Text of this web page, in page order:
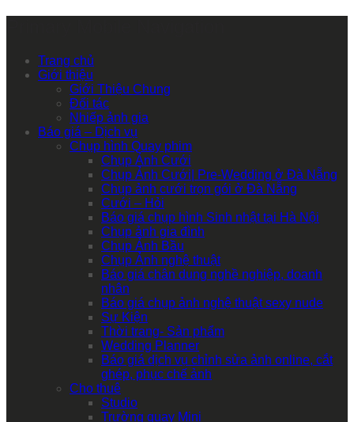
Trang chủ
Giới thiệu
Giới Thiệu Chung
Đối tác
Nhiếp ảnh gia
Báo giá – Dịch vụ
Chụp hình Quay phim
Chụp Ảnh Cưới
Chụp Ảnh Cưới| Pre-Wedding ở Đà Nẵng
Chụp ảnh cưới trọn gói ở Đà Nẵng
Cưới – Hỏi
Báo giá chụp hình Sinh nhật tại Hà Nội
Chụp ảnh gia đình
Chụp Ảnh Bầu
Chụp Ảnh nghệ thuật
Báo giá chân dung nghề nghiệp, doanh
nhân
Báo giá chụp ảnh nghệ thuật sexy nude
Sự Kiện
Thời trang- Sản phẩm
Wedding Planner
Báo giá dịch vụ chỉnh sửa ảnh online, cắt
ghép, phục chế ảnh
Cho thuê
Studio
Trường quay Mini